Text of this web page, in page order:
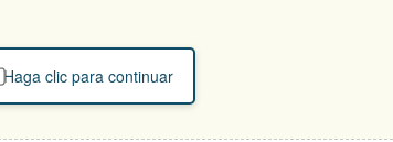
Haga clic para continuar